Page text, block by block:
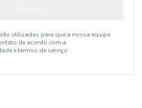
utilizadas para que a nossa equipe
de acordo com a
e termos de serviço